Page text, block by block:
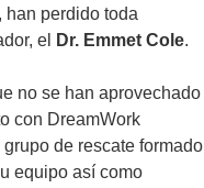
han perdido toda
el
Dr. Emmet Cole.
no se han aprovechado
con DreamWork
de rescate formado
equipo así como